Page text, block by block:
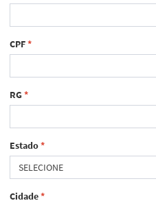
CPF*
RG*
Estado*
SELECIONE
Cidade*